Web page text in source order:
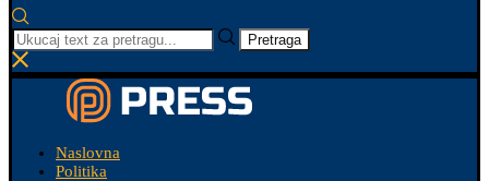
Pretraga
Naslovna
Politika